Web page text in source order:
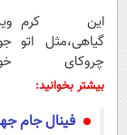
این کرم
گیاهی،مثل اتو
چروکای
پوستتوصاف
بیشتر بخوانید:
فینال جام